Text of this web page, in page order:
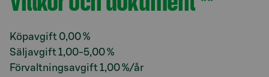
Köpavgift 0,00 %
Säljavgift 1,00-5,00 %
Förvaltningsavgift 1,00 %/år